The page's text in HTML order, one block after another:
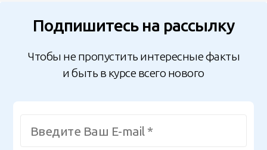
Подпишитесь на рассылку
Чтобы не пропустить интересные факты
и быть в курсе всего нового